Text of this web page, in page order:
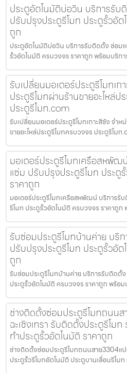
ประตูอัตโนมัติบ่อวิน บริการรับ
ปรับปรุงประตูรีโมท ประตูรั้วอั
ถูก
ประตูอัตโนมัติบ่อวิน บริการรับติดตั้ง ซ่อม
รั้วอัตโนมัติ ครบวงจร ราคาถูก พร้อมบริก
รับเปลี่ยนมอเตอร์ประตูรีโมทเก
ประตูรีโมทผ่านร้านขายอะไหล่ป
ประตูรีโมท.com
รับเปลี่ยนมอเตอร์ประตูรีโมทเกาะสีชัง จำห
ขายอะไหล่ประตูรีโมทครบวงจร ประตูรีโม
มอเตอร์ประตูรีโมทเครือสหพั
แซ่ม ปรับปรุงประตูรีโมท ประตู
ราคาถูก
มอเตอร์ประตูรีโมทเครือสหพัฒน์ บริการรั
รีโมท ประตูรั้วอัตโนมัติ ครบวงจร ราคาถูก
รับซ่อมประตูรีโมทบ้านค่าย บริ
ปรับปรุงประตูรีโมท ประตูรั้วอั
ถูก
รับซ่อมประตูรีโมทบ้านค่าย บริการรับติดตั้
ประตูรั้วอัตโนมัติ ครบวงจร ราคาถูก พร้อม
ช่างติดตั้งซ่อมประตูรีโมทถนน
ฉะเชิงเทรา รับติดตั้งประตูรีโม
ทำประตูรั้วอัตโนมัติ ราคาถูก
ช่างติดตั้งซ่อมประตูรีโมทถนนสาย3304แป
ประตูรั้วรีโมทอัตโนมัติ ประตูบานเลื่อนรีโมท